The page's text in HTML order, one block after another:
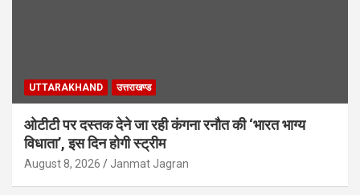
UTTARAKHAND उत्तराखण्ड
ओटीटी पर दस्तक देने जा रही कंगना रनौत की ‘भारत भाग्य
विधाता’, इस दिन होगी स्ट्रीम
August 8, 2026 Janmat Jagran